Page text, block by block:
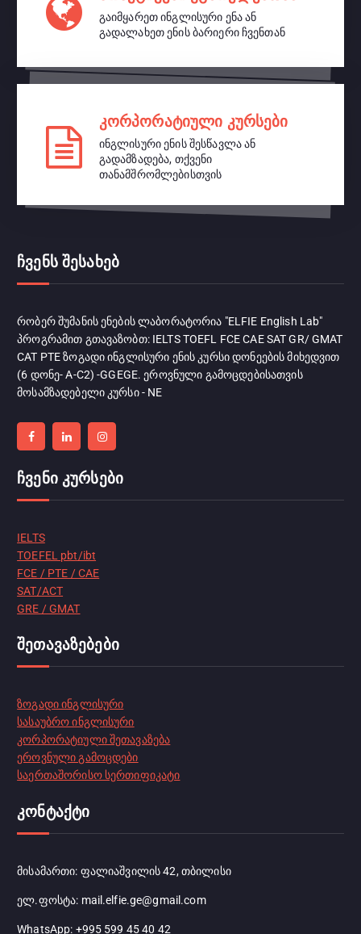
გაიმყარეთ ინგლისური ენა ან
გადალახეთ ენის ბარიერი ჩვენთან
კორპორატიული კურსები
ინგლისური ენის შესწავლა ან
გადამზადება, თქვენი
თანამშრომლებისთვის
ჩვენს შესახებ
რობერ შუმანის ენების ლაბორატორია "ELFIE English Lab"
პროგრამით გთავაზობთ: IELTS TOEFL FCE CAE SAT GR/ GMAT
CAT PTE ზოგადი ინგლისური ენის კურსი დონეების მიხედვით
(6 დონე- A-C2) -GGEGE. ეროვნული გამოცდებისათვის
მოსამზადებელი კურსი - NE
ჩვენი კურსები
IELTS
TOEFEL pbt/ibt
FCE / PTE / CAE
SAT/ACT
GRE / GMAT
შეთავაზებები
ზოგადი ინგლისური
სასაუბრო ინგლისური
კორპორატიული შეთავაზება
ეროვნული გამოცდები
საერთაშორისო სერთიფიკატი
კონტაქტი
მისამართი: ფალიაშვილის 42, თბილისი
ელ.ფოსტა: mail.elfie.ge@gmail.com
WhatsApp: +995 599 45 40 42